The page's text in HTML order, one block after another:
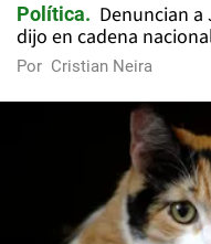
Política
Denuncian
dijo en cadena
Por Cristian Neira